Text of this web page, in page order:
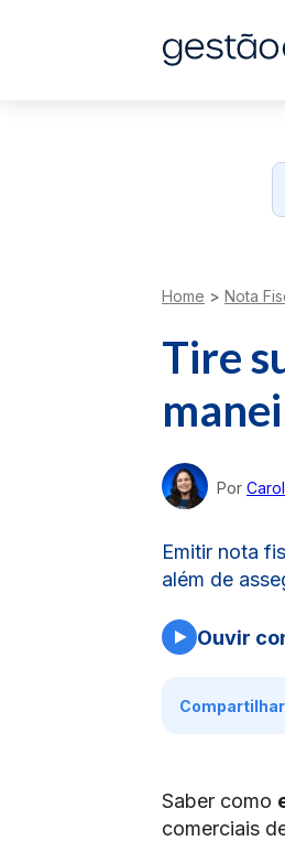
Home > Nota
Tire
Por
Emitir nota
além de
Ouvir
Saber como
comerciais